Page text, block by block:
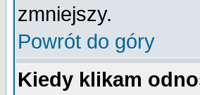
zmniejszy.
Powrót do góry
Kiedy klikam